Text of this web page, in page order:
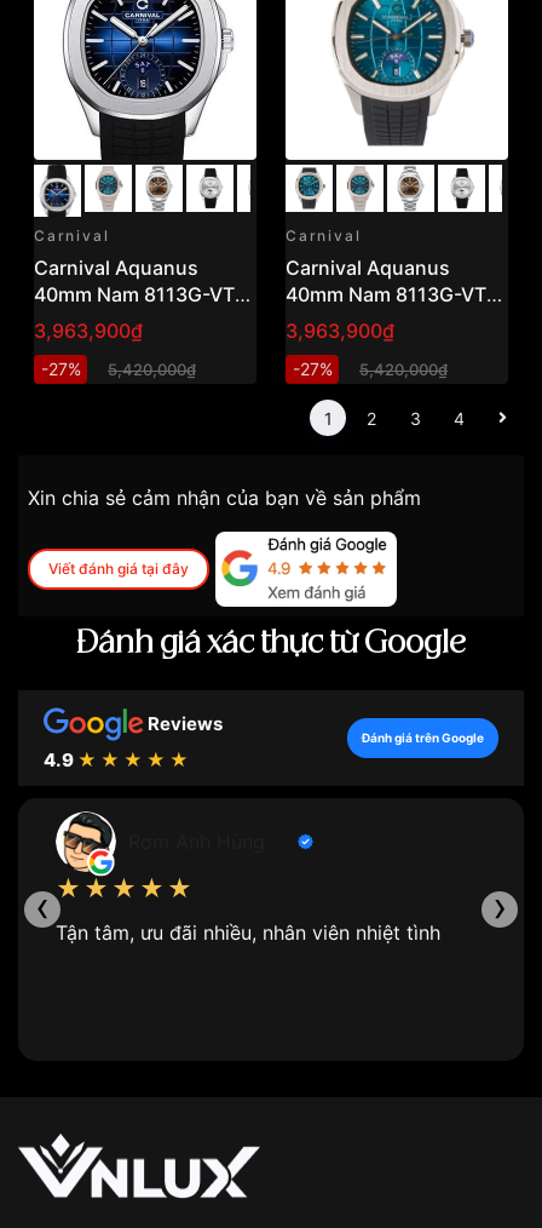
Carnival
Carnival Aquanus
40mm Nam 8113G-VT-
DCS-X
3,963,900₫
-27% 5,420,000₫
Carnival
Carnival Aquanus
40mm Nam 8113G-VT-
DCS-XL
3,963,900₫
-27% 5,420,000₫
1 2 3 4
Xin chia sẻ cảm nhận của bạn về sản phẩm
Viết đánh giá tại đây
Đánh giá xác thực từ Google
Reviews
4.9 ★★★★★
Đánh giá trên Google
★★★★★
Tận tâm, ưu đãi nhiều, nhân viên nhiệt tình
‹ ›